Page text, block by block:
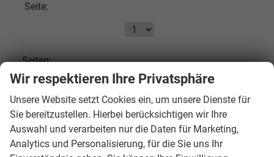
Seite:
Seiten:
1 2 3 ... 8
Fahrzeugnr.
Wir respektieren Ihre Privatsphäre
Unsere Website setzt Cookies ein, um unsere Dienste für
Sie bereitzustellen. Hierbei berücksichtigen wir Ihre
Auswahl und verarbeiten nur die Daten für Marketing,
Analytics und Personalisierung, für die Sie uns Ihr